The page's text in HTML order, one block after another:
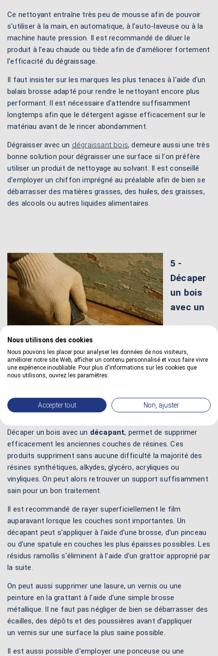
Ce nettoyant entraîne très peu de mousse afin de pouvoir
s'utiliser à la main, en automatique, à l'auto-laveuse ou à la
machine haute pression. Il est recommandé de diluer le
produit à l’eau chaude ou tiède afin de d'améliorer fortement
l'efficacité du dégraissage.
Il faut insister sur les marques les plus tenaces à l'aide d'un
balais brosse adapté pour rendre le nettoyant encore plus
performant. Il est nécessaire d'attendre suffisamment
longtemps afin que le détergent agisse efficacement sur le
matériau avant de le rincer abondamment.
Dégraisser avec un dégraissant bois, demeure aussi une très
bonne solution pour dégraisser une surface si l'on préfère
utiliser un produit de nettoyage au solvant. Il est conseillé
d'employer un chiffon imprégné au préalable afin de bien se
débarrasser des matières grasses, des huiles, des graisses,
des alcools ou autres liquides alimentaires.
5 -
Décaper
un bois
avec un
décapant
Décaper un bois avec un décapant, permet de supprimer
efficacement les anciennes couches de résines. Ces
produits suppriment sans aucune difficulté la majorité des
résines synthétiques, alkydes, glycéro, acryliques ou
vinyliques. On peut alors retrouver un support suffisamment
sain pour un bon traitement.
Il est recommandé de rayer superficiellement le film
auparavant lorsque les couches sont importantes. Un
décapant peut s'appliquer à l'aide d'une brosse, d'un pinceau
ou d'une spatule en couches les plus épaisses possibles. Les
résidus ramollis s'éliminent à l'aide d'un grattoir approprié par
la suite.
On peut aussi supprimer une lasure, un vernis ou une
peinture en la grattant à l'aide d'une simple brosse
métallique. Il ne faut pas négliger de bien se débarrasser des
écailles, des dépôts et des poussières avant d'appliquer
un vernis sur une surface la plus saine possible.
Il est aussi possible d'employer une ponceuse ou une
Nous utilisons des cookies
Nous pouvons les placer pour analyser les données de nos visiteurs,
améliorer notre site Web, afficher un contenu personnalisé et vous faire vivre
une expérience inoubliable. Pour plus d'informations sur les cookies que
nous utilisons, ouvrez les paramètres.
Accepter tout Non, ajuster